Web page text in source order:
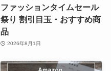
ファッションタイムセール
祭り 割引目玉・おすすめ商
品
2026年8月1日